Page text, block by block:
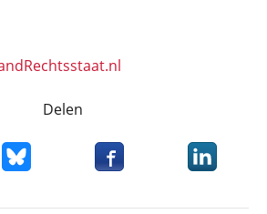
Delen
X
Deel dit item op Bluesky
Deel dit item opDeel dit